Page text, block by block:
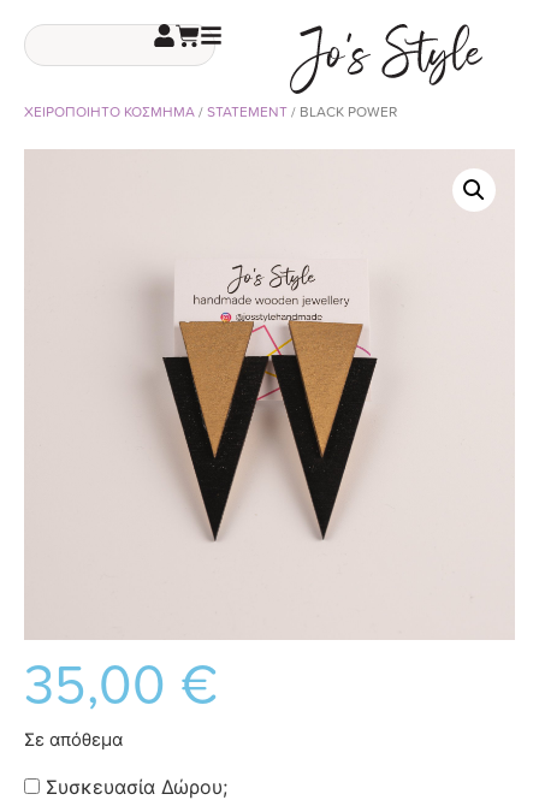
ΧΕΙΡΟΠΟΙΗΤΟ ΚΟΣΜΗΜΑ/STATEMENT/ BLACK POWER
35,00 €
Σε απόθεμα
Συσκευασία Δώρου;